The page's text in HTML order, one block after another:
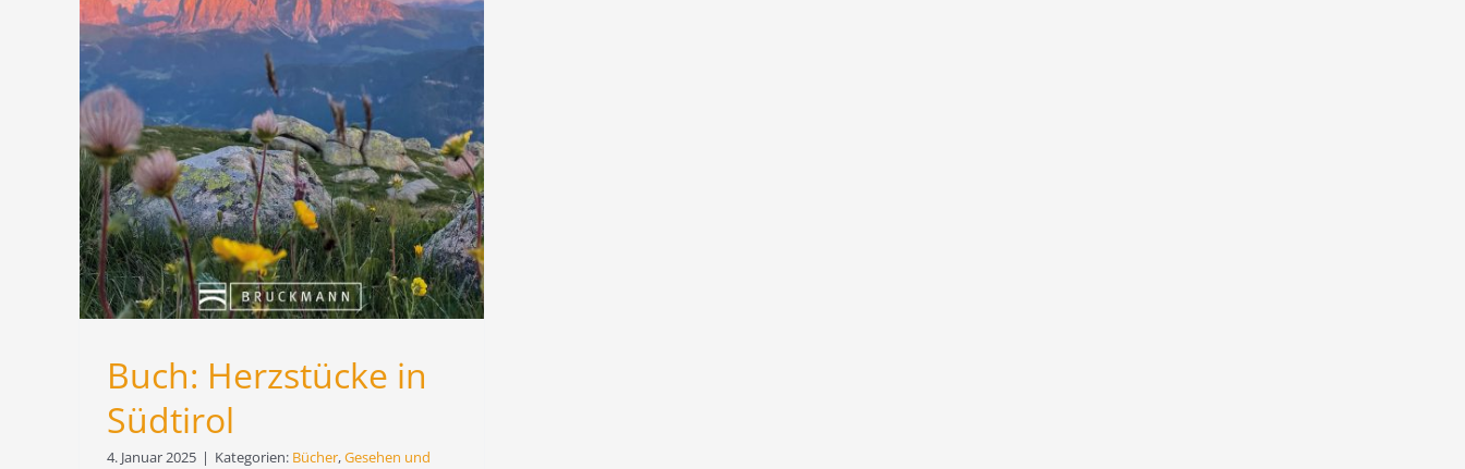
Buch: Herzstücke in
Südtirol
4. Januar 2025 | Kategorien: Bücher,Gesehen und